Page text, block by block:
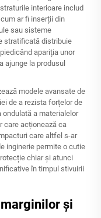
interioare includ
ar fi inserții din
sau sisteme
stratificată distribuie
apariția unor
ajunge la produsul
modele avansate de
de a rezista forțelor de
a materialelor
care acționează ca
care altfel s-ar
inginerie permite o cutie
chiar și atunci
în timpul stivuirii
și